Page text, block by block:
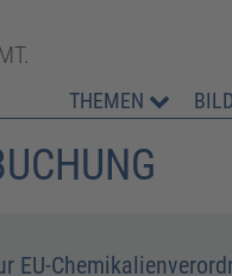
THEMEN
EU-